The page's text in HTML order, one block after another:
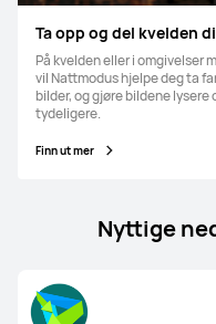
Ta opp og del kvelden
På kvelden eller i omgivelser
vil Nattmodus hjelpe deg ta
bilder, og gjøre bildene lysere
tydeligere.
Finn ut mer
Nyttige